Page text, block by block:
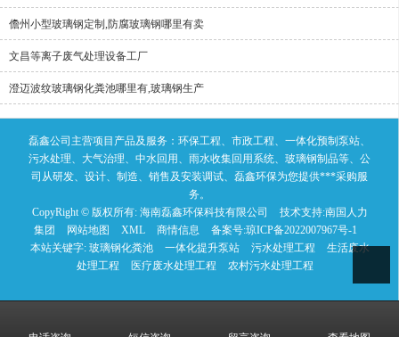
儋州小型玻璃钢定制,防腐玻璃钢哪里有卖
文昌等离子废气处理设备工厂
澄迈波纹玻璃钢化粪池哪里有,玻璃钢生产
磊鑫公司主营项目产品及服务：环保工程、市政工程、一体化预制泵站、
污水处理、大气治理、中水回用、雨水收集回用系统、玻璃钢制品等、公
司从研发、设计、制造、销售及安装调试、磊鑫环保为您提供***采购服
务。
CopyRight © 版权所有: 海南磊鑫环保科技有限公司 技术支持:南国人力
集团
网站地图 XML 商情信息 备案号:琼ICP备2022007967号-1
本站关键字: 玻璃钢化粪池 一体化提升泵站 污水处理工程
生活废水
处理工程
医疗废水处理工程 农村污水处理工程